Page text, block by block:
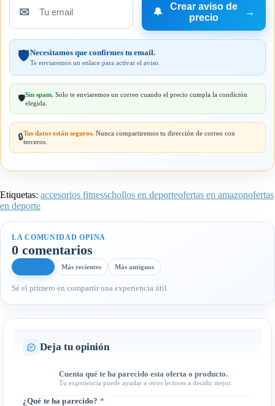
Tu
email
✉ 🔔
Crear aviso de
precio
→
🛡️Necesitamos que confirmes tu email.
Te enviaremos un enlace para activar el aviso.
🛡️Sin spam. Solo te enviaremos un correo cuando el precio cumpla la condición
elegida.
🔒Tus datos están seguros. Nunca compartiremos tu dirección de correo con
terceros.
Etiquetas: accesorios fitnesschollos en deporteofertas en amazonofertas
en deporte
LA COMUNIDAD OPINA
0 comentarios
Más recientes Más antiguos
Sé el primero en compartir una experiencia útil.
Deja tu opinión
Cuenta qué te ha parecido esta oferta o producto.
Tu experiencia puede ayudar a otros lectores a decidir mejor.
¿Qué te ha parecido? *